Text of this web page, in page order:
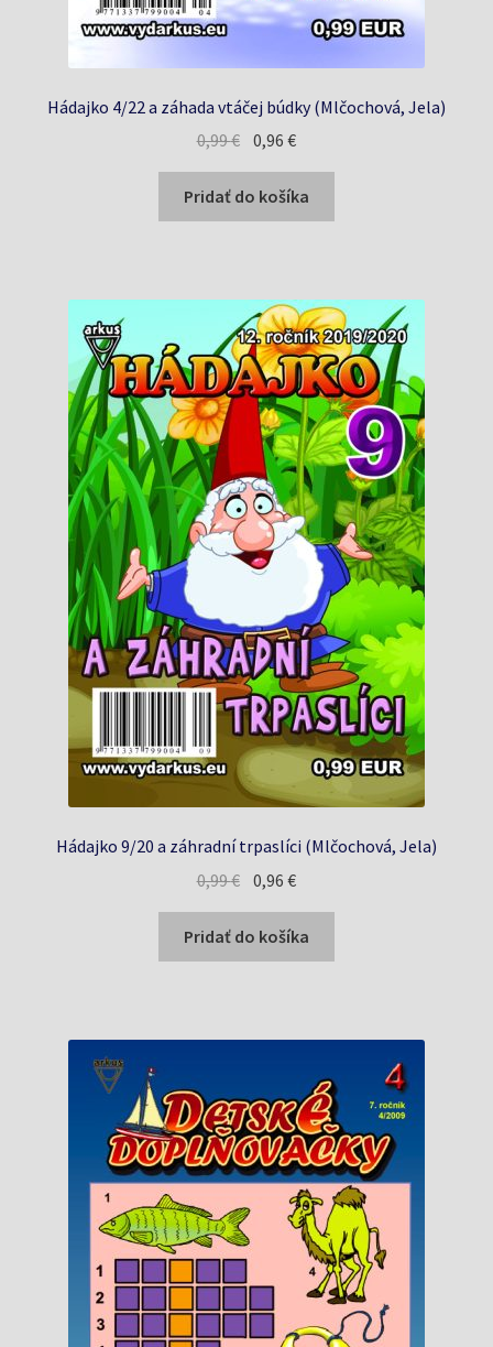
Hádajko 4/22 a záhada vtáčej búdky (Mlčochová, Jela)
0,99€ Pôvodná
cena
bola:
0,99 €.
0,96€Aktuálna
cena
je:
0,96 €.
Pridať do košíka
Hádajko 9/20 a záhradní trpaslíci (Mlčochová, Jela)
0,99€ Pôvodná
cena
bola:
0,99 €.
0,96€Aktuálna
cena
je:
0,96 €.
Pridať do košíka